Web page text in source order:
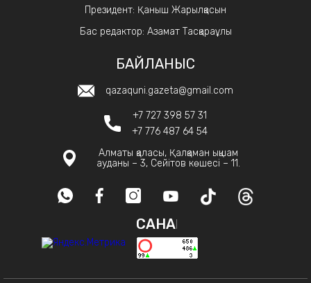
Президент: Қаныш Жарылқасын
Бас редактор: Азамат Тасқараұлы
БАЙЛАНЫС
qazaquni.gazeta@gmail.com
+7 727 398 57 31
+7 776 487 64 54
Алматы қаласы, Қалқаман ықшам
ауданы – 3, Сейітов көшесі – 11.
САНАҚ